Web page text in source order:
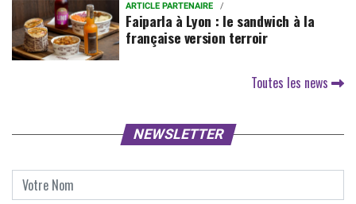
ARTICLE PARTENAIRE
Faiparla à Lyon : le sandwich à la
française version terroir
Toutes les news
NEWSLETTER